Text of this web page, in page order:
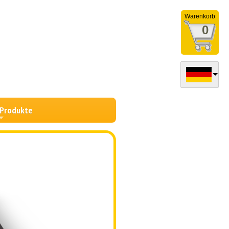
Warenkorb
0